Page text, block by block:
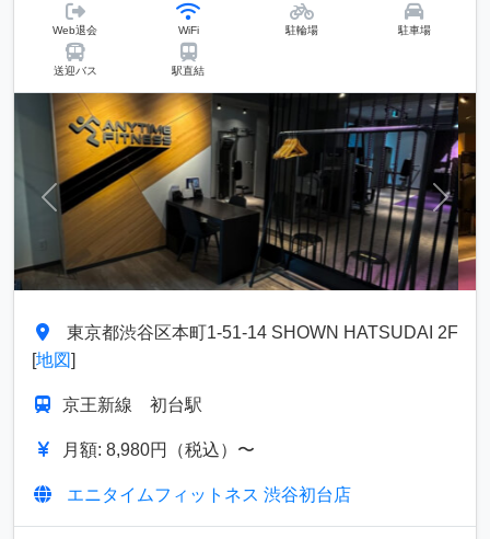
Web退会 WiFi 駐輪場 駐車場
送迎バス 駅直結
前へ 次へ
東京都渋谷区本町1-51-14 SHOWN HATSUDAI 2F
[地図]
京王新線 初台駅
月額: 8,980円（税込）〜
エニタイムフィットネス 渋谷初台店